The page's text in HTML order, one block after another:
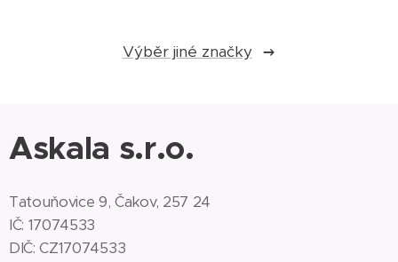
Výběr jiné značky
Askala s.r.o.
Tatouňovice 9, Čakov, 257 24
IČ: 17074533
DIČ: CZ17074533